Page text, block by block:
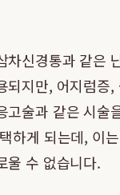
신경통과 같은
지만, 어지럼증
술과 같은 시술
하게 되는데, 이
울 수 없습니다.